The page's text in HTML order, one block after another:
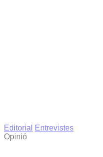
Editorial
Entrevistes
Opinió